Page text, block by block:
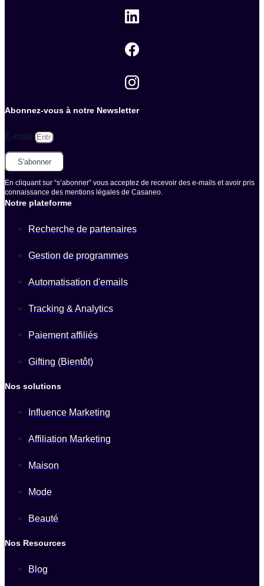
Abonnez-vous à notre Newsletter
E-mail
S'abonner
En cliquant sur “s’abonner” vous acceptez de recevoir des e-mails et avoir pris
connaissance des mentions légales de Casaneo.
Notre plateforme
Recherche de partenaires
Gestion de programmes
Automatisation d'emails
Tracking & Analytics
Paiement affiliés
Gifting (Bientôt)
Nos solutions
Influence Marketing
Affiliation Marketing
Maison
Mode
Beauté
Nos Resources
Blog